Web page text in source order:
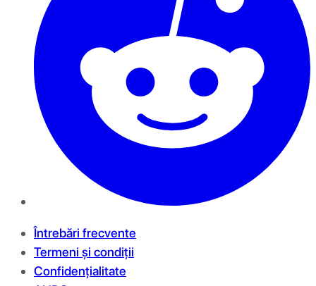
Întrebări frecvente
Termeni și condiții
Confidențialitate